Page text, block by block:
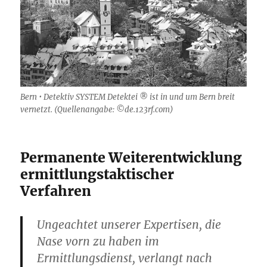
Bern • Detektiv SYSTEM Detektei ® ist in und um Bern breit
vernetzt. (Quellenangabe: ©de.123rf.com)
Permanente Weiterentwicklung
ermittlungstaktischer
Verfahren
Ungeachtet unserer Expertisen, die
Nase vorn zu haben im
Ermittlungsdienst, verlangt nach